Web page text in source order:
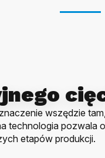
wszędzie
technologia pozwala
etapów produkcji.